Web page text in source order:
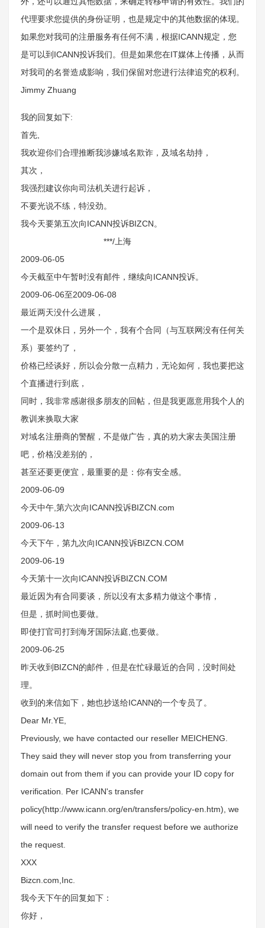
代理要求您提供的身份证明，也是规定中的其他数据的体现。
如果您对我司的注册服务有任何不满，根据ICANN规定，您
是可以到ICANN投诉我们。但是如果您在IT媒体上传播，从而
对我司的名誉造成影响，我们保留对您进行法律追究的权利。
Jimmy Zhuang
我的回复如下:
首先,
我欢迎你们合理推断我涉嫌域名欺诈，及域名劫持，
其次，
我强烈建议你向司法机关进行起诉，
不要光说不练，特没劲。
我今天要第五次向ICANN投诉BIZCN。
***/上海
2009-06-05
今天截至中午暂时没有邮件，继续向ICANN投诉。
2009-06-06至2009-06-08
最近两天没什么进展，
一个是双休日，另外一个，我有个合同（与互联网没有任何关
系）要签约了，
价格已经谈好，所以会分散一点精力，无论如何，我也要把这
个直播进行到底，
同时，我非常感谢很多朋友的回帖，但是我更愿意用我个人的
教训来换取大家
对域名注册商的警醒，不是做广告，真的劝大家去美国注册
吧，价格没差别的，
甚至还要更便宜，最重要的是：你有安全感。
2009-06-09
今天中午,第六次向ICANN投诉BIZCN.com
2009-06-13
今天下午，第九次向ICANN投诉BIZCN.COM
2009-06-19
今天第十一次向ICANN投诉BIZCN.COM
最近因为有合同要谈，所以没有太多精力做这个事情，
但是，抓时间也要做。
即使打官司打到海牙国际法庭,也要做。
2009-06-25
昨天收到BIZCN的邮件，但是在忙碌最近的合同，没时间处
理。
收到的来信如下，她也抄送给ICANN的一个专员了。
Dear Mr.YE,
Previously, we have contacted our reseller MEICHENG.
They said they will never stop you from transferring your
domain out from them if you can provide your ID copy for
verification. Per ICANN's transfer
policy(http://www.icann.org/en/transfers/policy-en.htm), we
will need to verify the transfer request before we authorize
the request.
XXX
Bizcn.com,Inc.
我今天下午的回复如下：
你好，